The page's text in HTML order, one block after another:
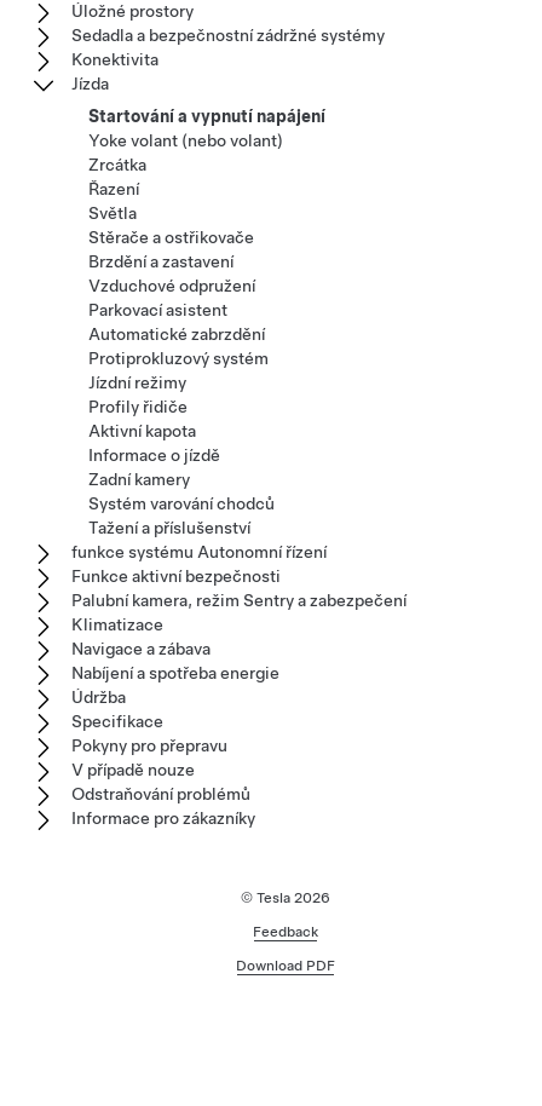
Úložné prostory
Sedadla a bezpečnostní zádržné systémy
Konektivita
Jízda
Startování a vypnutí napájení
Yoke volant (nebo volant)
Zrcátka
Řazení
Světla
Stěrače a ostřikovače
Brzdění a zastavení
Vzduchové odpružení
Parkovací asistent
Automatické zabrzdění
Protiprokluzový systém
Jízdní režimy
Profily řidiče
Aktivní kapota
Informace o jízdě
Zadní kamery
Systém varování chodců
Tažení a příslušenství
funkce systému Autonomní řízení
Funkce aktivní bezpečnosti
Palubní kamera, režim Sentry a zabezpečení
Klimatizace
Navigace a zábava
Nabíjení a spotřeba energie
Údržba
Specifikace
Pokyny pro přepravu
V případě nouze
Odstraňování problémů
Informace pro zákazníky
© Tesla 2026
Feedback
Download PDF